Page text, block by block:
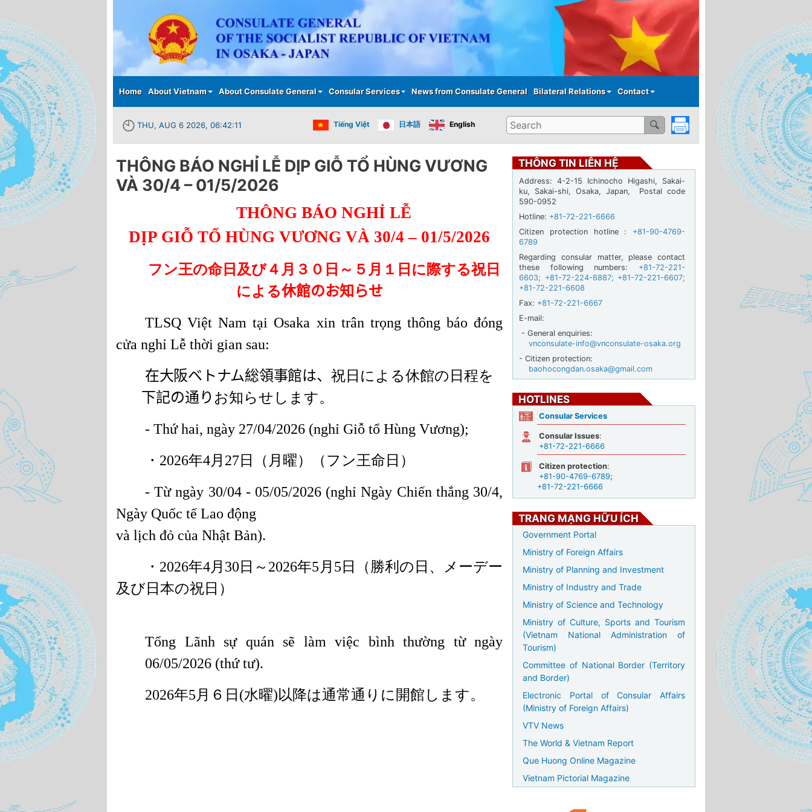
main
Main menu
Home About Vietnam About Consulate General Consular Services News from Consulate General Bilateral Relations Contact
THU, AUG 6 2026, 06:42:12 Tiếng Việt 日本語 English Search
THÔNG BÁO NGHỈ LỄ DỊP GIỖ TỔ HÙNG VƯƠNG
VÀ 30/4 – 01/5/2026
THÔNG BÁO NGHỈ LỄ
DỊP GIỖ TỔ HÙNG VƯƠNG VÀ 30/4 – 01/5/2026
フン王の命日及び４月３０日～５月１日に際する祝日
による休館のお知らせ
TLSQ Việt Nam tại Osaka xin trân trọng thông báo đóng
cửa nghỉ Lễ thời gian sau:
在大阪ベトナム総領事館は、 祝日による休館の日程を
下記の通り お知らせします。
- Thứ hai, ngày 27/04/2026 (nghỉ Giỗ tổ Hùng Vương);
・ 2026年4月 27日（月曜）（フン王命日）
- Từ ngày 30/04 - 05/05/2026 (nghỉ Ngày Chiến thắng 30/4,
Ngày Quốc tế Lao động
và lịch đỏ của Nhật Bản).
・ 2026年4月 30 日～ 2026年5 月 5 日（勝利の日、メーデー
及び日本の祝日）
Tổng Lãnh sự quán sẽ làm việc bình thường từ ngày
06/05/2026 (thứ tư).
2026年5 月６日 (水曜)以降は通常通りに開館します。
THÔNG TIN LIÊN HỆ
Address: 4-2-15 Ichinocho Higashi, Sakai-
ku, Sakai-shi, Osaka, Japan, Postal code
590-0952
Hotline: +81-72-221-6666
Citizen protection hotline : +81-90-4769-
6789
Regarding consular matter, please contact
these following numbers: +81-72-221-
6603; +81-72-224-6887; +81-72-221-6607;
+81-72-221-6608
Fax: +81-72-221-6667
E-mail:
- General enquiries:
vnconsulate-info@vnconsulate-osaka.org
- Citizen protection:
baohocongdan.osaka@gmail.com
HOTLINES
Consular Services
Consular Issues:
+81-72-221-6666
Citizen protection:
+81-90-4769-6789;
+81-72-221-6666
TRANG MẠNG HỮU ÍCH
Government Portal
Ministry of Foreign Affairs
Ministry of Planning and Investment
Ministry of Industry and Trade
Ministry of Science and Technology
Ministry of Culture, Sports and Tourism
(Vietnam National Administration of
Tourism)
Committee of National Border (Territory
and Border)
Electronic Portal of Consular Affairs
(Ministry of Foreign Affairs)
VTV News
The World & Vietnam Report
Que Huong Online Magazine
Vietnam Pictorial Magazine